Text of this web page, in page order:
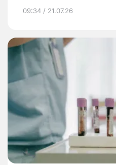
09:34 / 21.07.26